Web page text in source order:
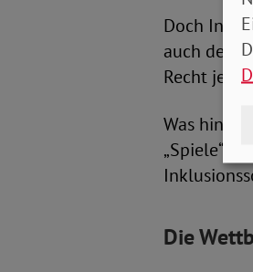
Doch
auch der
Recht
Was
„Spiele“
Die